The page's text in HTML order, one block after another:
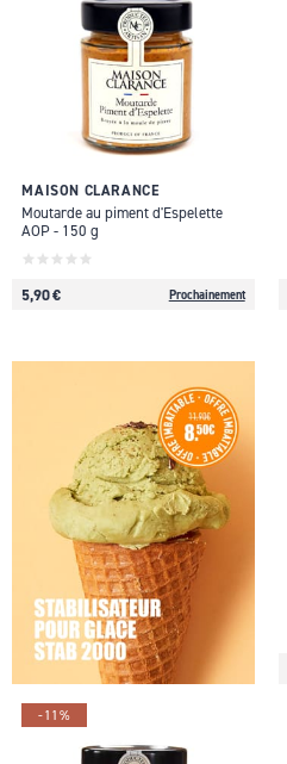
MAISON CLARANCE
Moutarde au piment d'Espelette
AOP - 150 g
5,90 € Prochainement
-11%